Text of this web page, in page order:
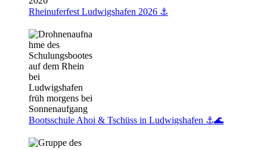
Rheinuferfest Ludwigshafen 2026 ⚓️
Bootsschule Ahoi & Tschüss in Ludwigshafen ⚓🌊